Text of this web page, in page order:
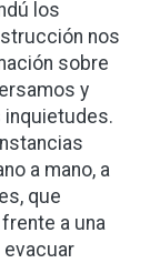
los
nos
sobre
y
a mano, a
que
a una
evacuar